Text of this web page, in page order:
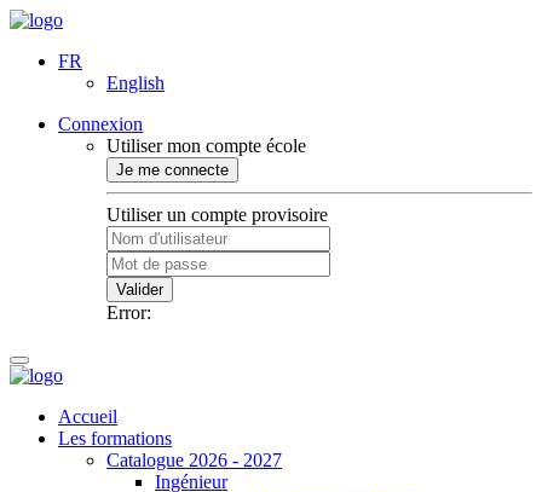
FR
English
Connexion
Utiliser mon compte école
Je me connecte
Utiliser un compte provisoire
Valider
Error:
Accueil
Les formations
Catalogue 2026 - 2027
Ingénieur